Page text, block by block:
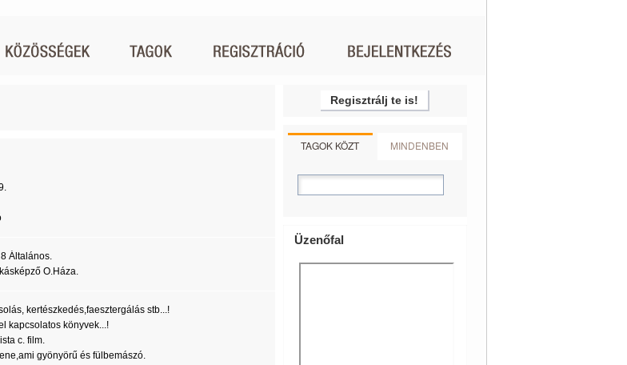
Általános.
O.Háza.
kertészkedés,faesztergálás stb...!
kapcsolatos könyvek...!
c. film.
gyönyörű és fülbemászó.
Regisztrálj te is!
TAGOK KÖZT MINDENBEN
Üzenőfal